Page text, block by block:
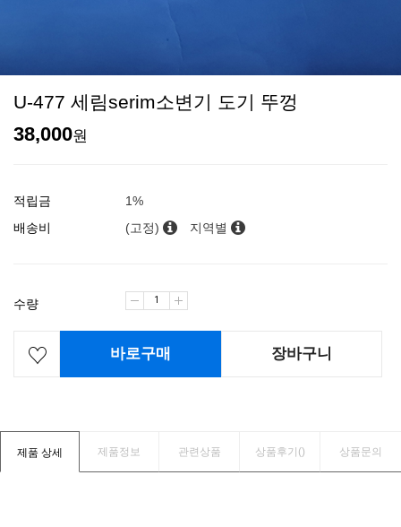
U-477 세림serim소변기 도기 뚜껑
38,000원
적립금
1%
배송비
(고정) 지역별
수량
바로구매 장바구니
제품 상세 제품정보 관련상품 상품후기() 상품문의